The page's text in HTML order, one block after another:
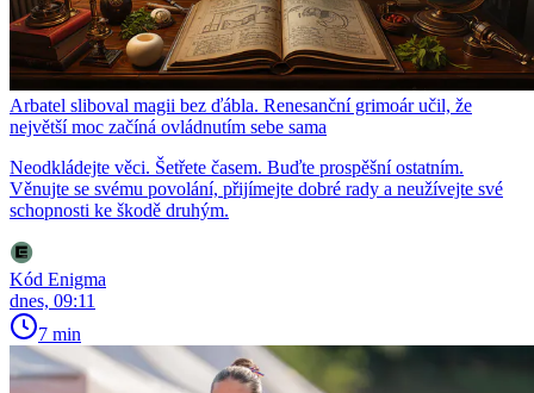
Arbatel sliboval magii bez ďábla. Renesanční grimoár učil, že
největší moc začíná ovládnutím sebe sama
Neodkládejte věci. Šetřete časem. Buďte prospěšní ostatním.
Věnujte se svému povolání, přijímejte dobré rady a neužívejte své
schopnosti ke škodě druhým.
Kód Enigma
dnes, 09:11
7 min